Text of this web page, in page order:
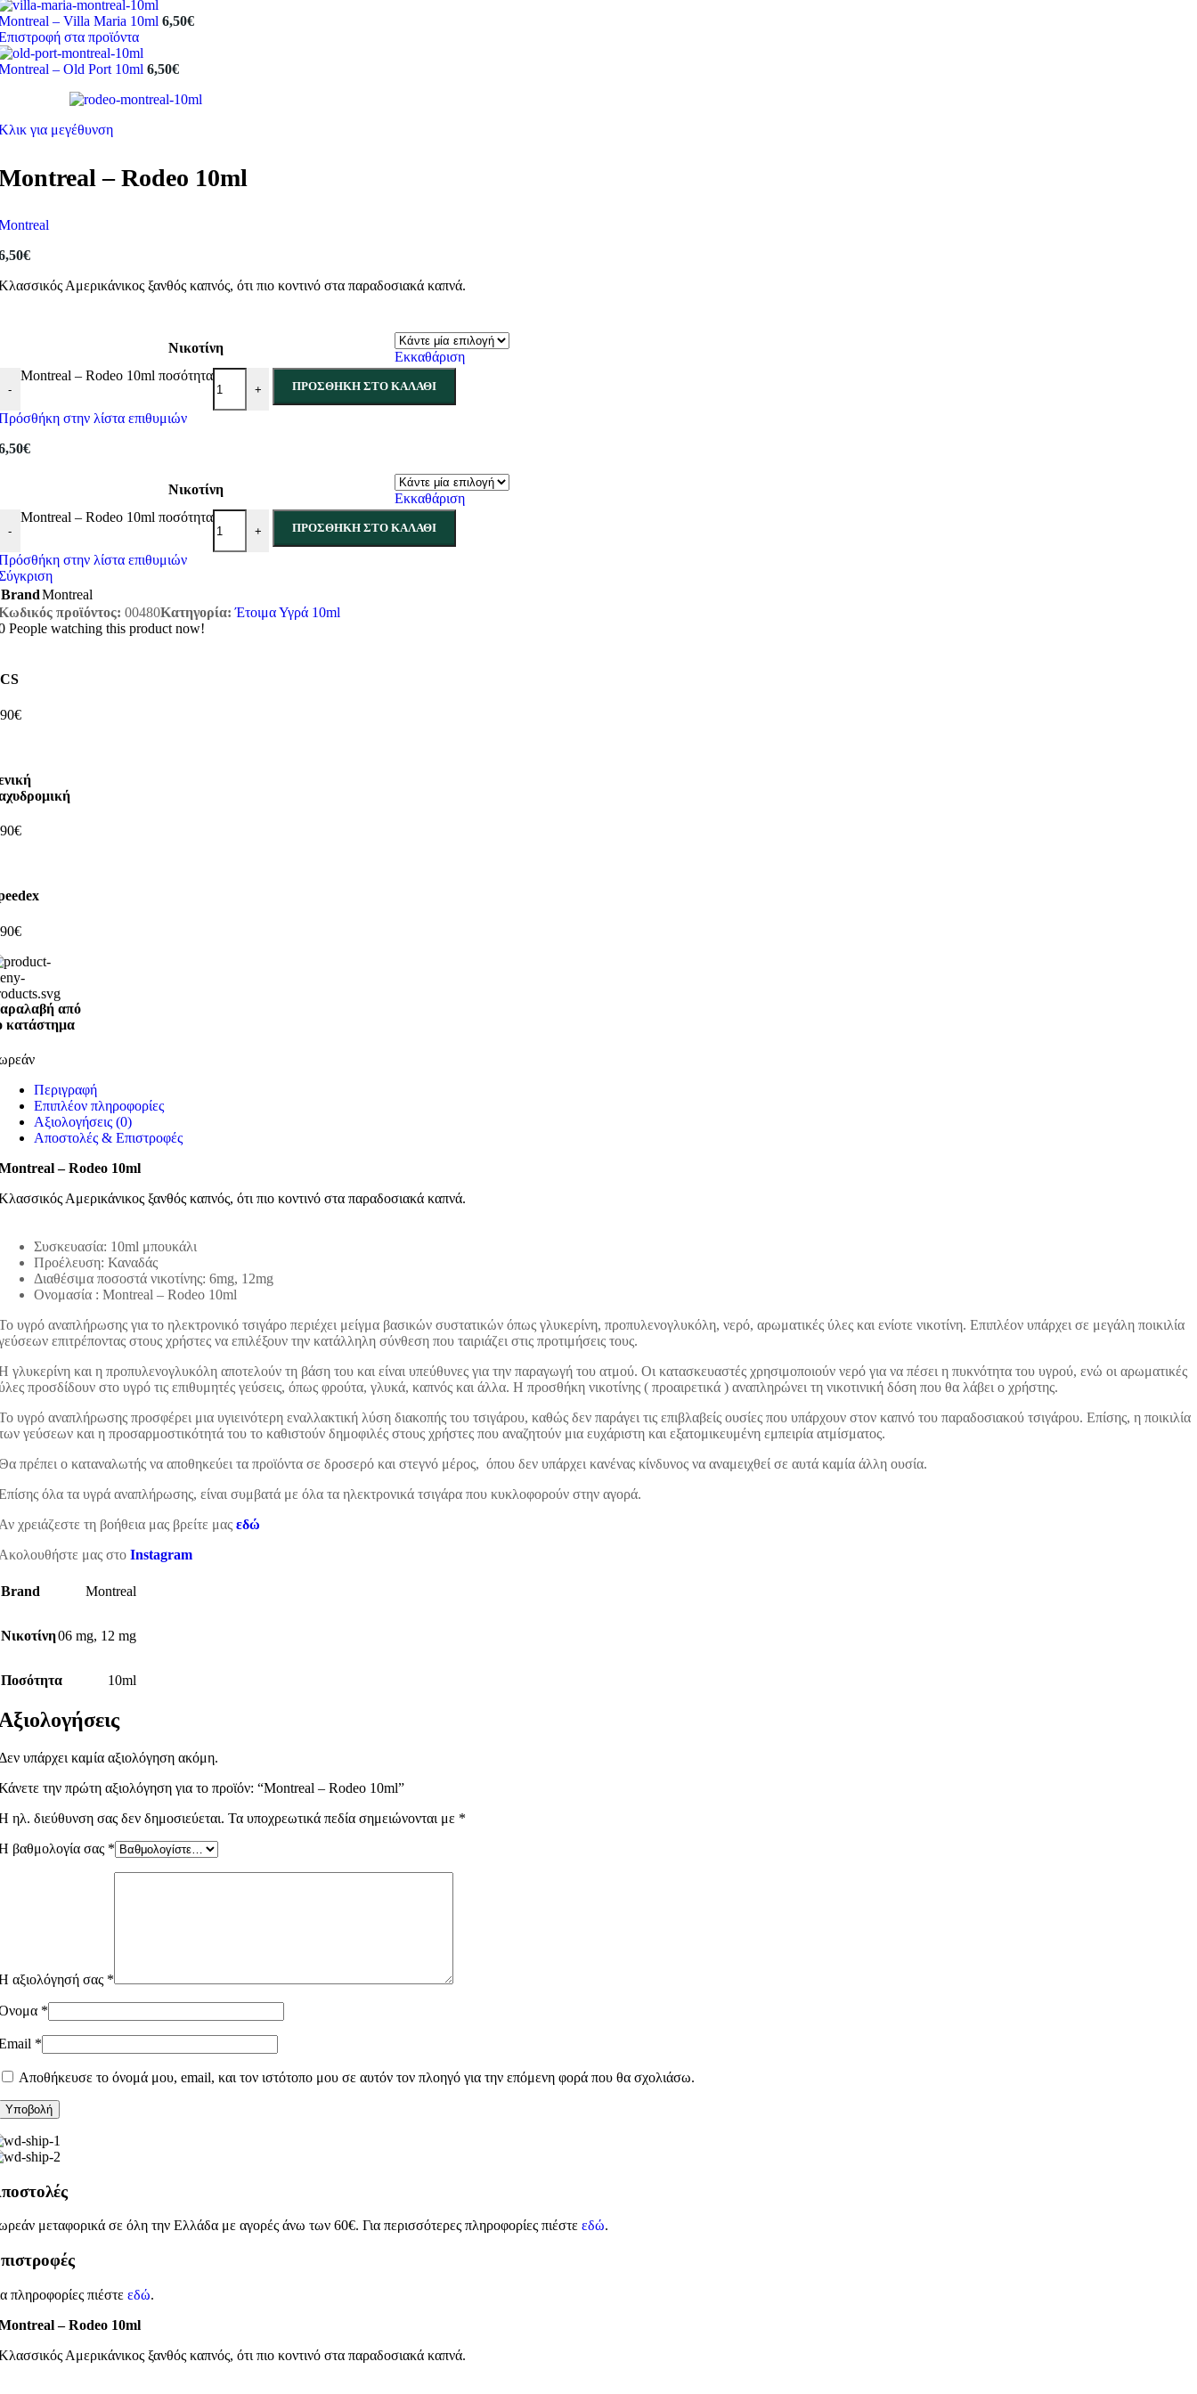
– Villa Maria 10ml 6,50€
στα προϊόντα
– Old Port 10ml 6,50€
για μεγέθυνση
– Rodeo 10ml
€
Αμερικάνικος ξανθός καπνός, ότι πιο κοντινό στα παραδοσιακά καπνά.
Νικοτίνη
Εκκαθάριση
-
Montreal – Rodeo 10ml ποσότητα
+ ΠΡΟΣΘΉΚΗ ΣΤΟ ΚΑΛΆΘΙ
στην λίστα επιθυμιών
€
Νικοτίνη
Εκκαθάριση
-
Montreal – Rodeo 10ml ποσότητα
+ ΠΡΟΣΘΉΚΗ ΣΤΟ ΚΑΛΆΘΙ
στην λίστα επιθυμιών
BrandMontreal
προϊόντος: 00480Κατηγορία: Έτοιμα Υγρά 10ml
People watching this product now!
από
κατάστημα
Περιγραφή
Επιπλέον πληροφορίες
Αξιολογήσεις (0)
Αποστολές & Επιστροφές
– Rodeo 10ml
Αμερικάνικος ξανθός καπνός, ότι πιο κοντινό στα παραδοσιακά καπνά.
Συσκευασία: 10ml μπουκάλι
Προέλευση: Καναδάς
Διαθέσιμα ποσοστά νικοτίνης: 6mg, 12mg
Ονομασία : Montreal – Rodeo 10ml
υγρό αναπλήρωσης για το ηλεκτρονικό τσιγάρο περιέχει μείγμα βασικών συστατικών όπως γλυκερίνη, προπυλενογλυκόλη, νερό, αρωματικές ύλες και ενίοτε νικοτίνη. Επιπλέον υπάρχει σε μεγάλη ποικιλία
επιτρέποντας στους χρήστες να επιλέξουν την κατάλληλη σύνθεση που ταιριάζει στις προτιμήσεις τους.
γλυκερίνη και η προπυλενογλυκόλη αποτελούν τη βάση του και είναι υπεύθυνες για την παραγωγή του ατμού. Οι κατασκευαστές χρησιμοποιούν νερό για να πέσει η πυκνότητα του υγρού, ενώ οι αρωματικές
προσδίδουν στο υγρό τις επιθυμητές γεύσεις, όπως φρούτα, γλυκά, καπνός και άλλα. Η προσθήκη νικοτίνης ( προαιρετικά ) αναπληρώνει τη νικοτινική δόση που θα λάβει ο χρήστης.
υγρό αναπλήρωσης προσφέρει μια υγιεινότερη εναλλακτική λύση διακοπής του τσιγάρου, καθώς δεν παράγει τις επιβλαβείς ουσίες που υπάρχουν στον καπνό του παραδοσιακού τσιγάρου. Επίσης, η ποικιλία
γεύσεων και η προσαρμοστικότητά του το καθιστούν δημοφιλές στους χρήστες που αναζητούν μια ευχάριστη και εξατομικευμένη εμπειρία ατμίσματος.
πρέπει ο καταναλωτής να αποθηκεύει τα προϊόντα σε δροσερό και στεγνό μέρος, όπου δεν υπάρχει κανένας κίνδυνος να αναμειχθεί σε αυτά καμία άλλη ουσία.
όλα τα υγρά αναπλήρωσης, είναι συμβατά με όλα τα ηλεκτρονικά τσιγάρα που κυκλοφορούν στην αγορά.
χρειάζεστε τη βοήθεια μας βρείτε μας εδώ
μας στο Instagram
Brand Montreal
Νικοτίνη06 mg, 12 mg
Ποσότητα 10ml
υπάρχει καμία αξιολόγηση ακόμη.
την πρώτη αξιολόγηση για το προϊόν: “Montreal – Rodeo 10ml”
ηλ. διεύθυνση σας δεν δημοσιεύεται. Τα υποχρεωτικά πεδία σημειώνονται με *
βαθμολογία σας *
αξιολόγησή σας *
*
*
Αποθήκευσε το όνομά μου, email, και τον ιστότοπο μου σε αυτόν τον πλοηγό για την επόμενη φορά που θα σχολιάσω.
μεταφορικά σε όλη την Ελλάδα με αγορές άνω των 60€. Για περισσότερες πληροφορίες πιέστε εδώ.
πληροφορίες πιέστε εδώ.
– Rodeo 10ml
Αμερικάνικος ξανθός καπνός, ότι πιο κοντινό στα παραδοσιακά καπνά.